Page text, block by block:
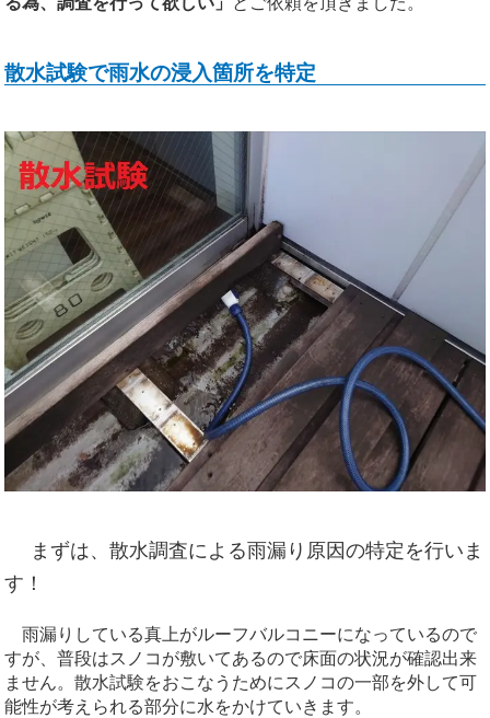
散水試験で雨水の浸入箇所を特定
まずは、散水調査による雨漏り原因の特定を行いま
す！
雨漏りしている真上がルーフバルコニーになっているので
すが、普段はスノコが敷いてあるので床面の状況が確認出来
ません。散水試験をおこなうためにスノコの一部を外して可
能性が考えられる部分に水をかけていきます。